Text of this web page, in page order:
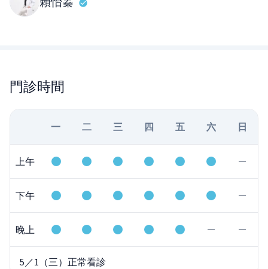
門診時間
一 二 三 四 五 六 日
上午
下午
晚上
5／1（三）正常看診